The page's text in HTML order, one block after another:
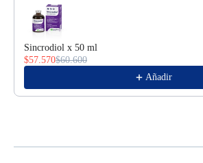
Sincrodiol x 50 ml
$57.570$60.600
Añadir